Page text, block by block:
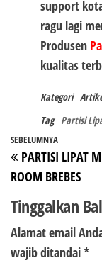
support
ragu lagi
Produsen
kualitas
Kategori
Tag Partisi
Navigasi
pos
Pos
Sebelumnya
SEBELUMNYA
PARTISI LIPAT
ROOM BREBES
Tinggalkan
Alamat email
wajib ditandai*